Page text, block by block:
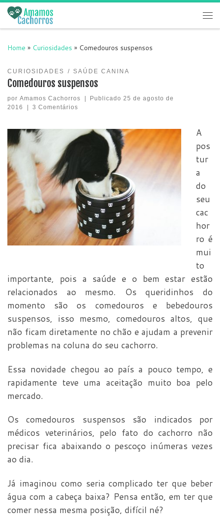
Skip to content
Home » Curiosidades » Comedouros suspensos
CURIOSIDADES SAÚDE CANINA
Comedouros suspensos
por Amamos Cachorros | Publicado 25 de agosto de
2016
| 3 Comentários
A
pos
tur
a
do
seu
cac
hor
ro é
mui
to
importante, pois a saúde e o bem estar estão
relacionados ao mesmo. Os queridinhos do
momento são os comedouros e bebedouros
suspensos, isso mesmo, comedouros altos, que
não ficam diretamente no chão e ajudam a prevenir
problemas na coluna do seu cachorro.
Essa novidade chegou ao país a pouco tempo, e
rapidamente teve uma aceitação muito boa pelo
mercado.
Os comedouros suspensos são indicados por
médicos veterinários, pelo fato do cachorro não
precisar fica abaixando o pescoço inúmeras vezes
ao dia.
Já imaginou como seria complicado ter que beber
água com a cabeça baixa? Pensa então, em ter que
comer nessa mesma posição, difícil né?